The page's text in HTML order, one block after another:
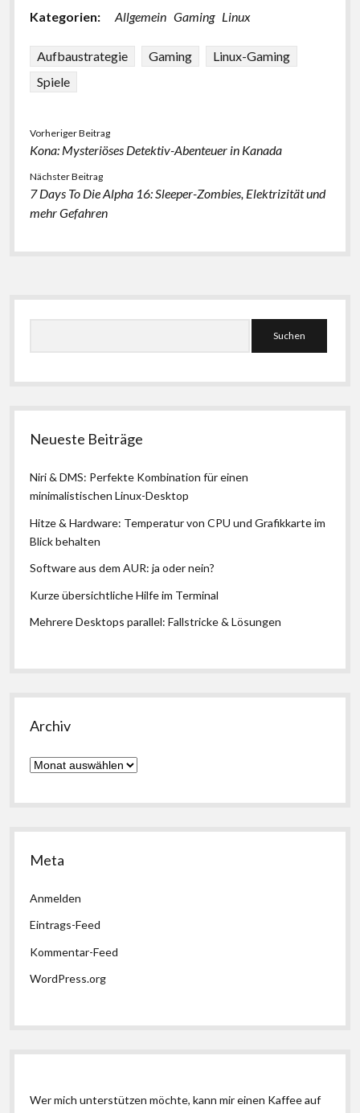
Kategorien: Allgemein Gaming Linux
Aufbaustrategie Gaming
Linux-Gaming
Spiele
Vorheriger Beitrag
Kona: Mysteriöses Detektiv-Abenteuer in Kanada
Nächster Beitrag
7 Days To Die Alpha 16: Sleeper-Zombies, Elektrizität und
mehr Gefahren
Seitenleiste
Neueste Beiträge
Niri & DMS: Perfekte Kombination für einen
minimalistischen Linux-Desktop
Hitze & Hardware: Temperatur von CPU und Grafikkarte im
Blick behalten
Software aus dem AUR: ja oder nein?
Kurze übersichtliche Hilfe im Terminal
Mehrere Desktops parallel: Fallstricke & Lösungen
Archiv
Archiv
Meta
Anmelden
Eintrags-Feed
Kommentar-Feed
WordPress.org
Wer mich unterstützen möchte, kann mir einen Kaffee auf